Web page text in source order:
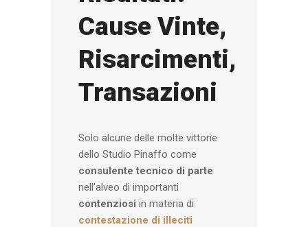
Cause Vinte,
Risarcimenti,
Transazioni
Solo alcune delle molte vittorie
dello Studio Pinaffo come
consulente tecnico di parte
nell’alveo di importanti
contenziosi in materia di
contestazione di illeciti